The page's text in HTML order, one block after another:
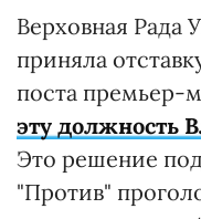
Верховная Рада
приняла
поста премьер-
эту должность
Это решение
"Против"